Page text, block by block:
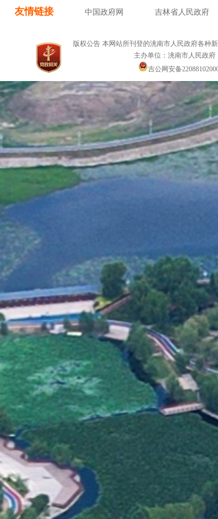
友情链接 中国政府网 吉林省人民政府
版权公告 本网站所刊登的洮南市人民政府各种
主办单位：洮南市人民政
吉公网安备